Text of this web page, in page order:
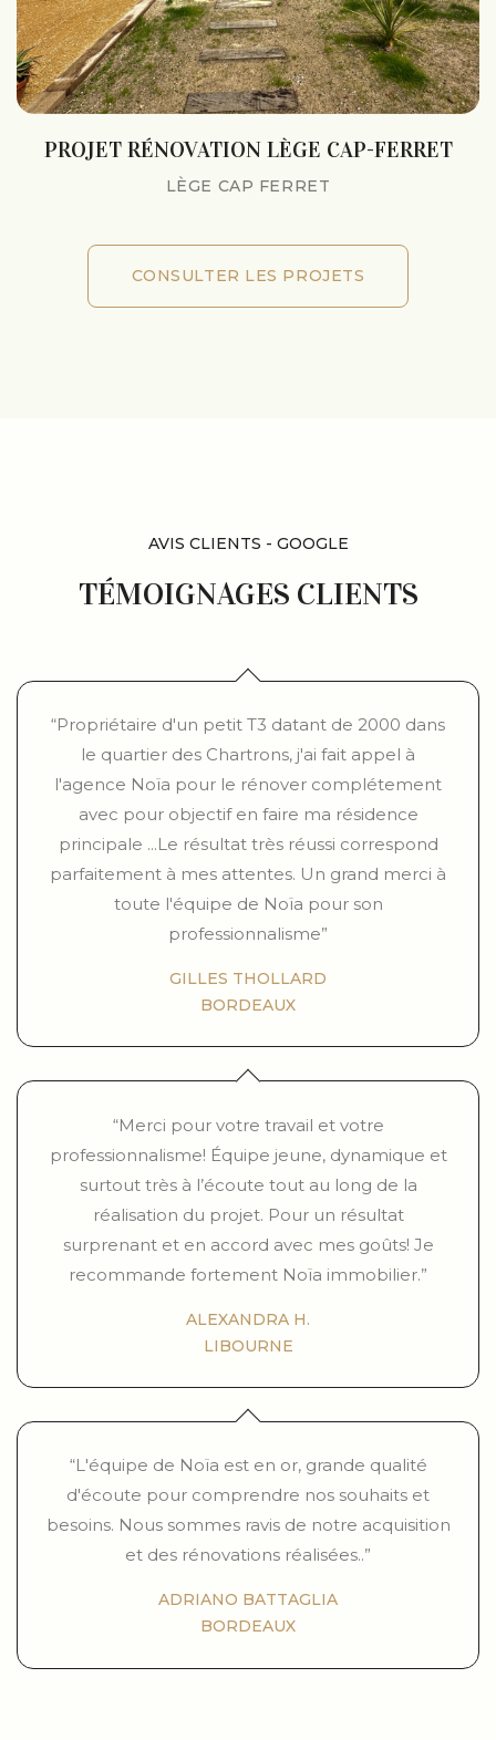
PROJET RÉNOVATION LÈGE CAP-FERRET
LÈGE CAP FERRET
CONSULTER LES PROJETS
AVIS CLIENTS - GOOGLE
TÉMOIGNAGES CLIENTS
“Propriétaire d'un petit T3 datant de 2000 dans
le quartier des Chartrons, j'ai fait appel à
l'agence Noïa pour le rénover complétement
avec pour objectif en faire ma résidence
principale ...Le résultat très réussi correspond
parfaitement à mes attentes. Un grand merci à
toute l'équipe de Noïa pour son
professionnalisme”
GILLES THOLLARD
BORDEAUX
“Merci pour votre travail et votre
professionnalisme! Équipe jeune, dynamique et
surtout très à l’écoute tout au long de la
réalisation du projet. Pour un résultat
surprenant et en accord avec mes goûts! Je
recommande fortement Noïa immobilier.”
ALEXANDRA H.
LIBOURNE
“L'équipe de Noïa est en or, grande qualité
d'écoute pour comprendre nos souhaits et
besoins. Nous sommes ravis de notre acquisition
et des rénovations réalisées..”
ADRIANO BATTAGLIA
BORDEAUX